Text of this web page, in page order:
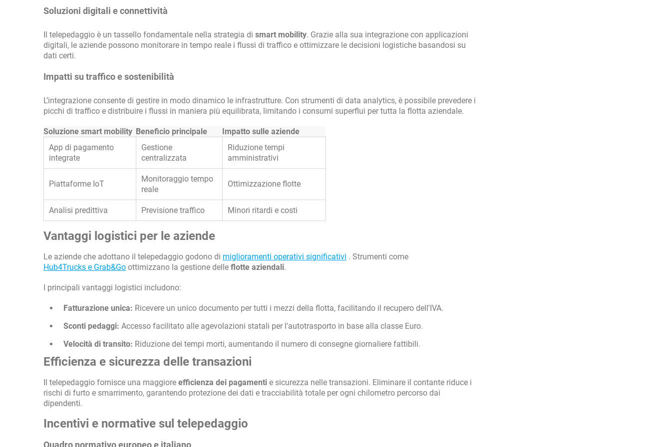
Soluzioni digitali e connettività
Il telepedaggio è un tassello fondamentale nella strategia di smart mobility. Grazie alla sua integrazione con applicazioni
digitali, le aziende possono monitorare in tempo reale i flussi di traffico e ottimizzare le decisioni logistiche basandosi su
dati certi.
Impatti su traffico e sostenibilità
L’integrazione consente di gestire in modo dinamico le infrastrutture. Con strumenti di data analytics, è possibile prevedere i
picchi di traffico e distribuire i flussi in maniera più equilibrata, limitando i consumi superflui per tutta la flotta aziendale.
Soluzione smart mobility Beneficio principale
Impatto sulle aziende
App di pagamento
integrate
Gestione
centralizzata
Riduzione tempi
amministrativi
Piattaforme IoT
Monitoraggio tempo
reale
Ottimizzazione flotte
Analisi predittiva Previsione traffico Minori ritardi e costi
Vantaggi logistici per le aziende
Le aziende che adottano il telepedaggio godono di miglioramenti operativi significativi . Strumenti come
Hub4Trucks e Grab&Go ottimizzano la gestione delle flotte aziendali.
I principali vantaggi logistici includono:
Fatturazione unica: Ricevere un unico documento per tutti i mezzi della flotta, facilitando il recupero dell'IVA.
Sconti pedaggi: Accesso facilitato alle agevolazioni statali per l'autotrasporto in base alla classe Euro.
Velocità di transito: Riduzione dei tempi morti, aumentando il numero di consegne giornaliere fattibili.
Efficienza e sicurezza delle transazioni
Il telepedaggio fornisce una maggiore efficienza dei pagamenti e sicurezza nelle transazioni. Eliminare il contante riduce i
rischi di furto e smarrimento, garantendo protezione dei dati e tracciabilità totale per ogni chilometro percorso dai
dipendenti.
Incentivi e normative sul telepedaggio
Quadro normativo europeo e italiano